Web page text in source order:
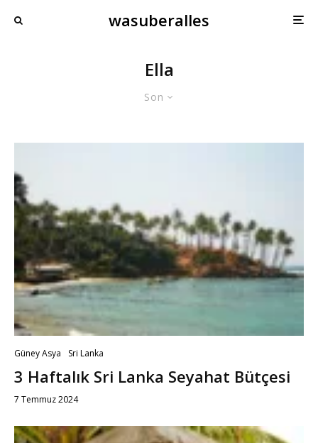
wasuberalles
Ella
Son
Güney Asya Sri Lanka
3 Haftalık Sri Lanka Seyahat Bütçesi
7 Temmuz 2024